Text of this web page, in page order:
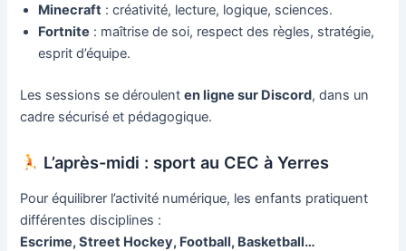
Minecraft : créativité, lecture, logique, sciences.
Fortnite : maîtrise de soi, respect des règles, stratégie,
esprit d’équipe.
Les sessions se déroulenten ligne sur Discord, dans un
cadre sécurisé et pédagogique.
L’après-midi : sport au CEC à Yerres
Pour équilibrer l’activité numérique, les enfants pratiquent
différentes disciplines :
Escrime, Street Hockey, Football, Basketball…